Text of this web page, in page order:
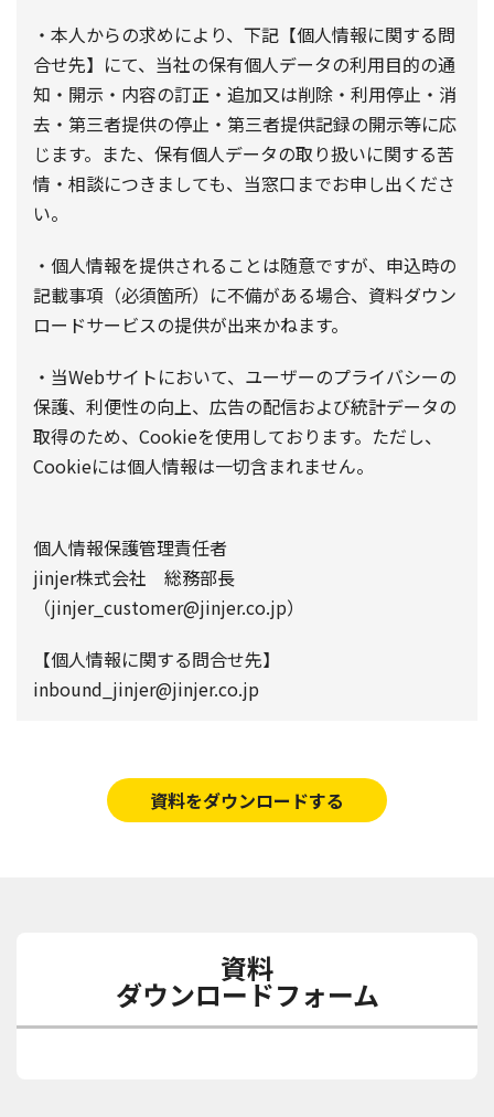
・本人からの求めにより、下記【個人情報に関する問
合せ先】にて、当社の保有個人データの利用目的の通
知・開示・内容の訂正・追加又は削除・利用停止・消
去・第三者提供の停止・第三者提供記録の開示等に応
じます。また、保有個人データの取り扱いに関する苦
情・相談につきましても、当窓口までお申し出くださ
い。
・個人情報を提供されることは随意ですが、申込時の
記載事項（必須箇所）に不備がある場合、資料ダウン
ロードサービスの提供が出来かねます。
・当Webサイトにおいて、ユーザーのプライバシーの
保護、利便性の向上、広告の配信および統計データの
取得のため、Cookieを使用しております。ただし、
Cookieには個人情報は一切含まれません。
個人情報保護管理責任者
jinjer株式会社 総務部長
（jinjer_customer@jinjer.co.jp）
【個人情報に関する問合せ先】
inbound_jinjer@jinjer.co.jp
資料をダウンロードする
資料
ダウンロードフォーム